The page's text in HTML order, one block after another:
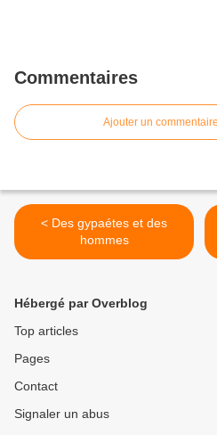
Commentaires
Ajouter un commentaire
< Des gypaétes et des
hommes
Hébergé par Overblog
Top articles
Pages
Contact
Signaler un abus